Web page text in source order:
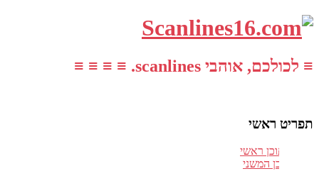
≡ לכולכם, אוהבי scanlines. ≡ ≡ ≡ ≡
תפריט ראשי
עבור לתוכן ראשי
דלג לתוכן המשני